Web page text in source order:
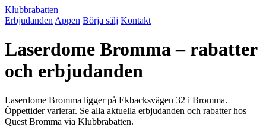
Klubbrabatten
Erbjudanden Appen Börja sälj Kontakt
Laserdome Bromma – rabatter
och erbjudanden
Laserdome Bromma ligger på Ekbacksvägen 32 i Bromma.
Öppettider varierar. Se alla aktuella erbjudanden och rabatter hos
Quest Bromma via Klubbrabatten.